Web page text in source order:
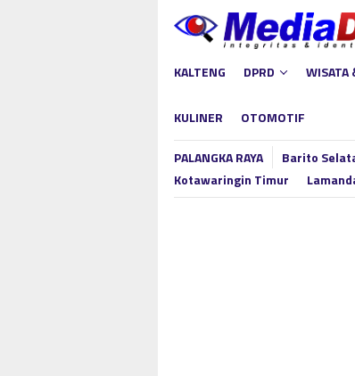
Loncat
KALTENG DPRD WISATA
KULINER OTOMOTIF
PALANGKA RAYA Barito
Kotawaringin Timur